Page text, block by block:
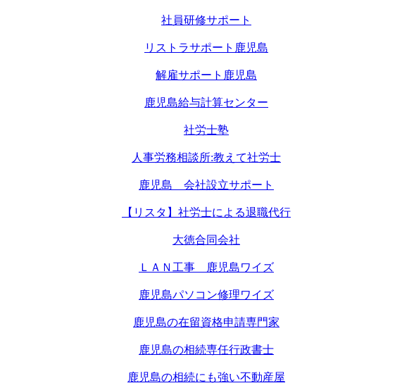
社員研修サポート
リストラサポート鹿児島
解雇サポート鹿児島
鹿児島給与計算センター
社労士塾
人事労務相談所:教えて社労士
鹿児島 会社設立サポート
【リスタ】社労士による退職代行
大徳合同会社
ＬＡＮ工事 鹿児島ワイズ
鹿児島パソコン修理ワイズ
鹿児島の在留資格申請専門家
鹿児島の相続専任行政書士
鹿児島の相続にも強い不動産屋